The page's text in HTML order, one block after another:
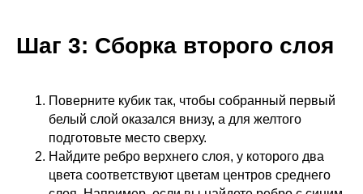
Шаг 3: Сборка второго слоя
Поверните кубик так, чтобы собранный первый
белый слой оказался внизу, а для желтого
подготовьте место сверху.
Найдите ребро верхнего слоя, у которого два
цвета соответствуют цветам центров среднего